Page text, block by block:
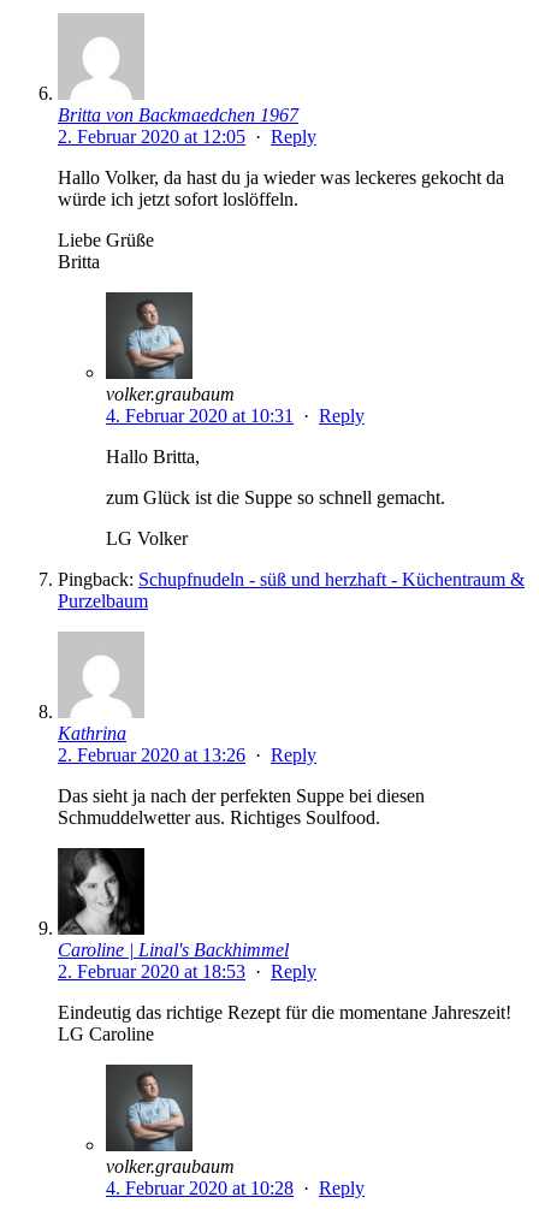
Britta von Backmaedchen 1967
2. Februar 2020 at 12:05 · Reply
Hallo Volker, da hast du ja wieder was leckeres gekocht da
würde ich jetzt sofort loslöffeln.
Liebe Grüße
Britta
volker.graubaum
4. Februar 2020 at 10:31
· Reply
Hallo Britta,
zum Glück ist die Suppe so schnell gemacht.
LG Volker
Pingback: Schupfnudeln - süß und herzhaft - Küchentraum &
Purzelbaum
Kathrina
2. Februar 2020 at 13:26 · Reply
Das sieht ja nach der perfekten Suppe bei diesen
Schmuddelwetter aus. Richtiges Soulfood.
Caroline | Linal's Backhimmel
2. Februar 2020 at 18:53 · Reply
Eindeutig das richtige Rezept für die momentane Jahreszeit!
LG Caroline
volker.graubaum
4. Februar 2020 at 10:28 · Reply